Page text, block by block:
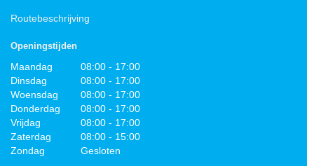
Routebeschrijving
Openingstijden
Maandag
08:00 - 17:00
Dinsdag
08:00 - 17:00
Woensdag
08:00 - 17:00
Donderdag
08:00 - 17:00
Vrijdag
08:00 - 17:00
Zaterdag
08:00 - 15:00
Zondag
Gesloten